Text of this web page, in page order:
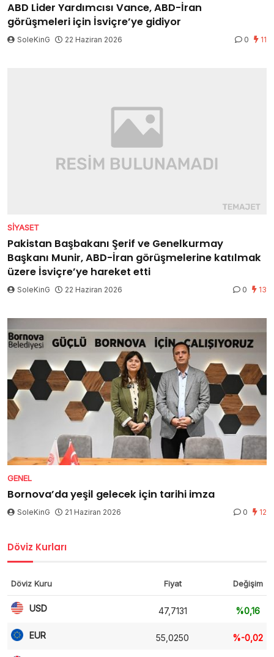
ABD Lider Yardımcısı Vance, ABD-İran
görüşmeleri için İsviçre’ye gidiyor
SoleKinG 22 Haziran 2026 0 11
SIYASET
Pakistan Başbakanı Şerif ve Genelkurmay
Başkanı Munir, ABD-İran görüşmelerine katılmak
üzere İsviçre’ye hareket etti
SoleKinG 22 Haziran 2026 0 13
GENEL
Bornova’da yeşil gelecek için tarihi imza
SoleKinG 21 Haziran 2026 0 12
Döviz Kurları
Döviz Kuru Fiyat Değişim
USD 47,7131 %0,16
EUR 55,0250 %-0,02